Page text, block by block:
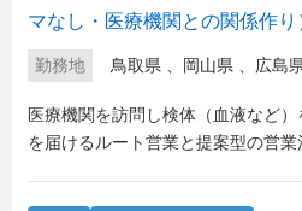
マなし・医療機関との関係作り
勤務地 鳥取県 岡山県 広島
医療機関を訪問し検体（血液など
を届けるルート営業と提案型の営業